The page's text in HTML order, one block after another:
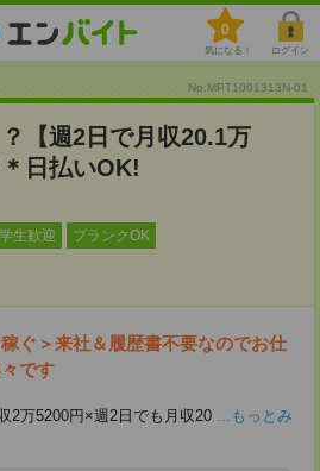
0
気になる！ ログイン
No.MPT1001313N-01
【週2日で月収20.1万
日払いOK!
生歓迎 ブランクOK
ぐ＞来社＆履歴書不要なのでお仕
です
2万5200円×週2日でも月収20 ...もっとみ